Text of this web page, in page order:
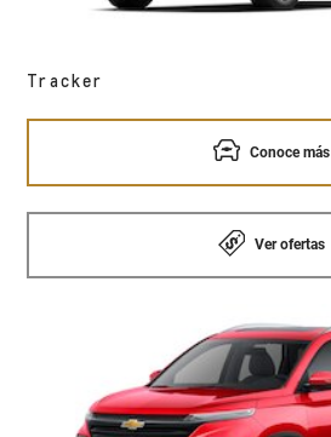
Tracker
Conoce más
Ver ofertas